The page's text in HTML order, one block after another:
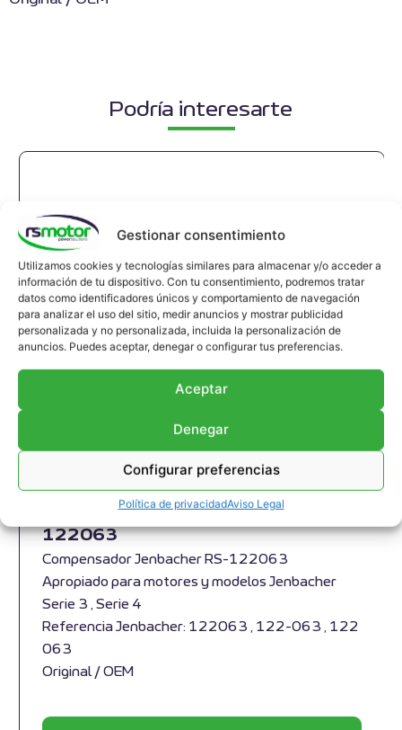
Gestionar consentimiento
Utilizamos cookies y tecnologías similares para almacenar y/o acceder a
información de tu dispositivo. Con tu consentimiento, podremos tratar
datos como identificadores únicos y comportamiento de navegación
para analizar el uso del sitio, medir anuncios y mostrar publicidad
personalizada y no personalizada, incluida la personalización de
anuncios. Puedes aceptar, denegar o configurar tus preferencias.
Aceptar
Denegar
Configurar preferencias
Política de privacidadAviso Legal
Podría interesarte
Compensador Jenbacher RS-
122063
Compensador Jenbacher RS-122063
Apropiado para motores y modelos Jenbacher
Serie 3 , Serie 4
Referencia Jenbacher: 122063 , 122-063 , 122
063
Original / OEM